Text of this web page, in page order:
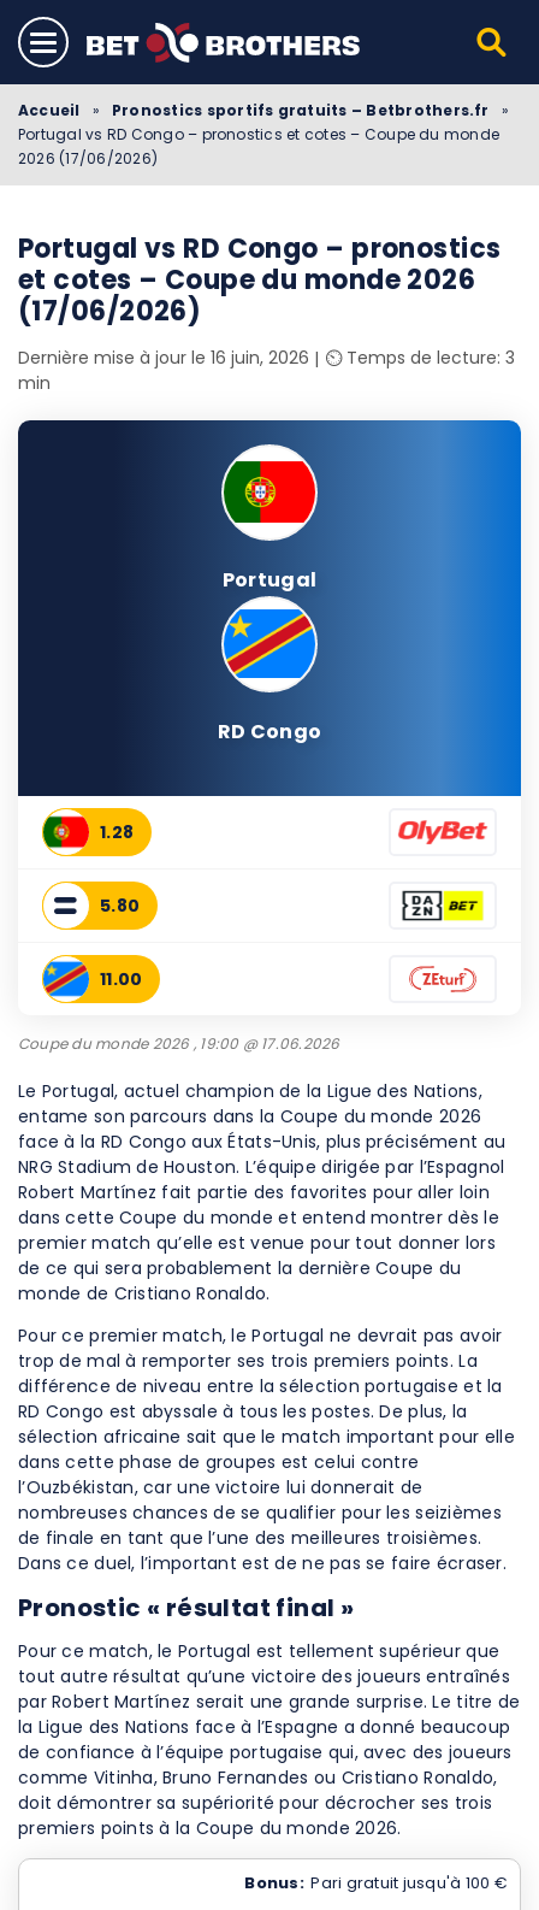
Accueil » Pronostics sportifs gratuits – Betbrothers.fr
»
Portugal vs RD Congo – pronostics et cotes – Coupe du monde
2026 (17/06/2026)
Portugal vs RD Congo – pronostics
et cotes – Coupe du monde 2026
(17/06/2026)
Dernière mise à jour le 16 juin, 2026
⏲️ Temps de lecture: 3
min
Portugal
RD Congo
1.28
5.80
11.00
Coupe du monde 2026 , 19:00 @ 17.06.2026
Le Portugal, actuel champion de la Ligue des Nations,
entame son parcours dans la Coupe du monde 2026
face à la RD Congo aux États-Unis, plus précisément au
NRG Stadium de Houston. L’équipe dirigée par l’Espagnol
Robert Martínez fait partie des favorites pour aller loin
dans cette Coupe du monde et entend montrer dès le
premier match qu’elle est venue pour tout donner lors
de ce qui sera probablement la dernière Coupe du
monde de Cristiano Ronaldo.
Pour ce premier match, le Portugal ne devrait pas avoir
trop de mal à remporter ses trois premiers points. La
différence de niveau entre la sélection portugaise et la
RD Congo est abyssale à tous les postes. De plus, la
sélection africaine sait que le match important pour elle
dans cette phase de groupes est celui contre
l’Ouzbékistan, car une victoire lui donnerait de
nombreuses chances de se qualifier pour les seizièmes
de finale en tant que l’une des meilleures troisièmes.
Dans ce duel, l’important est de ne pas se faire écraser.
Pronostic « résultat final »
Pour ce match, le Portugal est tellement supérieur que
tout autre résultat qu’une victoire des joueurs entraînés
par Robert Martínez serait une grande surprise. Le titre de
la Ligue des Nations face à l’Espagne a donné beaucoup
de confiance à l’équipe portugaise qui, avec des joueurs
comme Vitinha, Bruno Fernandes ou Cristiano Ronaldo,
doit démontrer sa supériorité pour décrocher ses trois
premiers points à la Coupe du monde 2026.
Bonus: Pari gratuit jusqu'à 100 €